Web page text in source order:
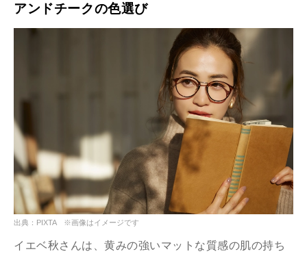
アンドチークの色選び
出典：PIXTA ※画像はイメージです
イエベ秋さんは、黄みの強いマットな質感の肌の持ち